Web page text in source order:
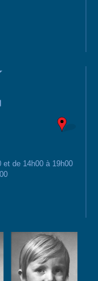
et de 14h00 à 19h00